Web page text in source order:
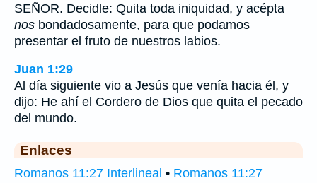
SEÑOR. Decidle: Quita toda iniquidad, y acépta
nos bondadosamente, para que podamos
presentar el fruto de nuestros labios.
Juan 1:29
Al día siguiente vio a Jesús que venía hacia él, y
dijo: He ahí el Cordero de Dios que quita el pecado
del mundo.
Enlaces
Romanos 11:27 Interlineal • Romanos 11:27